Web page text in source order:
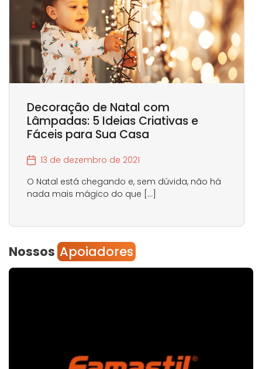
Decoração de Natal com
Lâmpadas: 5 Ideias Criativas e
Fáceis para Sua Casa
13 de dezembro de 2021
O Natal está chegando e, sem dúvida, não há
nada mais mágico do que […]
Nossos Apoiadores